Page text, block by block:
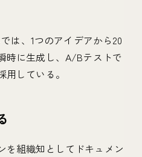
は、1つのアイデアから20
時に生成し、A/Bテストで
している。
を組織知としてドキュメン